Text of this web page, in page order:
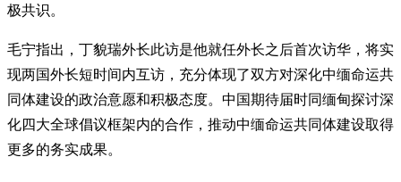
极共识。
毛宁指出，丁貌瑞外长此访是他就任外长之后首次访华，将实
现两国外长短时间内互访，充分体现了双方对深化中缅命运共
同体建设的政治意愿和积极态度。中国期待届时同缅甸探讨深
化四大全球倡议框架内的合作，推动中缅命运共同体建设取得
更多的务实成果。